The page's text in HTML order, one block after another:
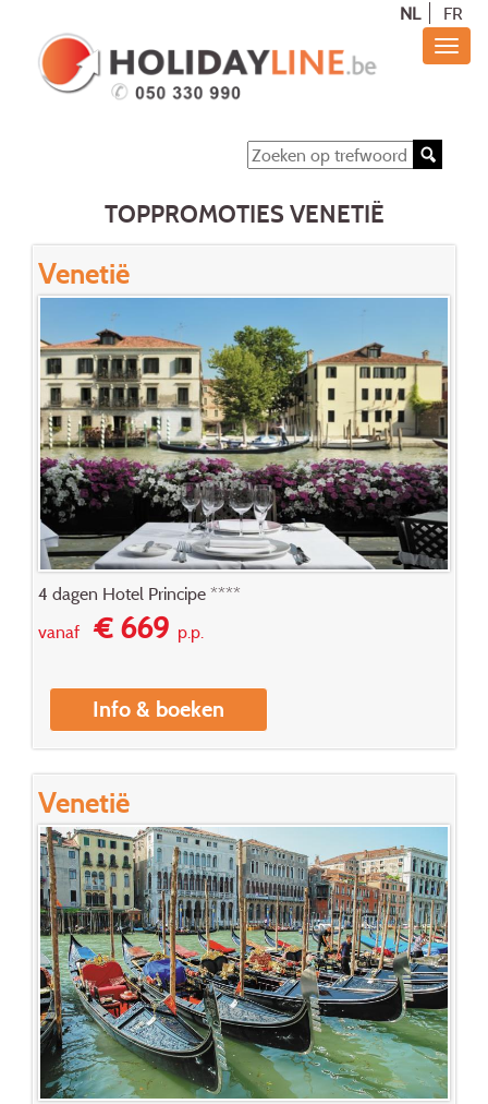
NL FR
TOPPROMOTIES VENETIË
Venetië
4 dagen Hotel Principe ****
vanaf€ 669p.p.
Info & boeken
Venetië